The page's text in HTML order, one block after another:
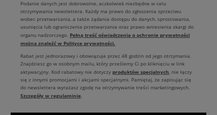
Podanie danych jest dobrowolne, aczkolwiek niezbędne w celu
otrzymywania newslettera. Każdy ma prawo do zgłoszenia sprzeciwu
wobec przetwarzania, a także żądania dostępu do danych, sprostowania,
usunięcia lub ograniczenia przetwarzania oraz prawo wniesienia skargi do
organu nadzorczego. Pełną treść oświadczenia o ochronie prywatności
można znaleźć w Polityce prywatności.
Rabat jest jednorazowy i obowiązuje przez 48 godzin od jego otrzymania.
Znajdziesz go w osobnym mailu, który prześlemy Ci po kliknięciu w link
aktywacyjny. Kod rabatowy nie dotyczy produktów specjalnych, nie łączy
się z innymi promocjami i akcjami specjalnymi. Pamiętaj, że zapisując się
do newslettera wyrażasz zgodę na otrzymywanie treści marketingowych.
Szczegóły w regulaminie.